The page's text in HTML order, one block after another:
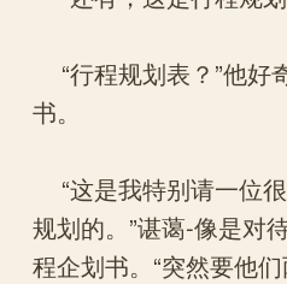
“行程规划表？”他好
书。
“这是我特别请一位
规划的。”谌蔼-像是对
程企划书。“突然要他